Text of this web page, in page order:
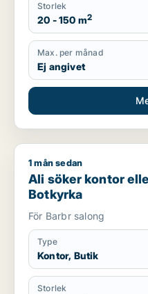
Storlek
20 - 150 m2
Max. per månad
Ej angivet
Ali söker kontor eller
1 mån sedan
Ali söker kontor
Botkyrka
För Barbr salong
Type
Kontor, Butik
Storlek